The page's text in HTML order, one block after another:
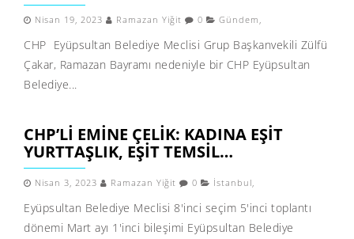
Nisan 19, 2023 Ramazan Yiğit 0 Gündem ,
CHP Eyüpsultan Belediye Meclisi Grup Başkanvekili Zülfü
Çakar, Ramazan Bayramı nedeniyle bir CHP Eyüpsultan
Belediye...
CHP’LI EMINE ÇELIK: KADINA EŞIT
YURTTAŞLIK, EŞIT TEMSIL…
Nisan 3, 2023 Ramazan Yiğit 0 İstanbul,
Eyüpsultan Belediye Meclisi 8'inci seçim 5'inci toplantı
dönemi Mart ayı 1'inci bileşimi Eyüpsultan Belediye